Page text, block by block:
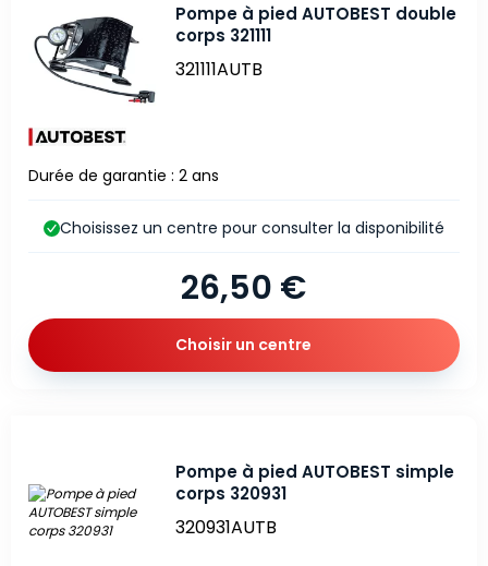
Pompe à pied AUTOBEST double
corps 321111
321111AUTB
Durée de garantie : 2 ans
26,50 €
Choisissez un centre pour consulter la disponibilité
Choisir un centre
Pompe à pied AUTOBEST simple
corps 320931
320931AUTB